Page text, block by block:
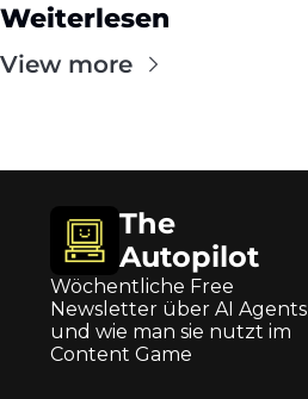
Weiterlesen
View more
The
Autopilot
Wöchentliche Free
Newsletter über AI Agents
und wie man sie nutzt im
Content Game